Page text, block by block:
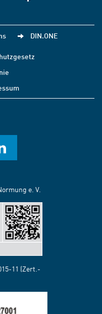
DIN.ONE
e. V.
11 (Zert.-